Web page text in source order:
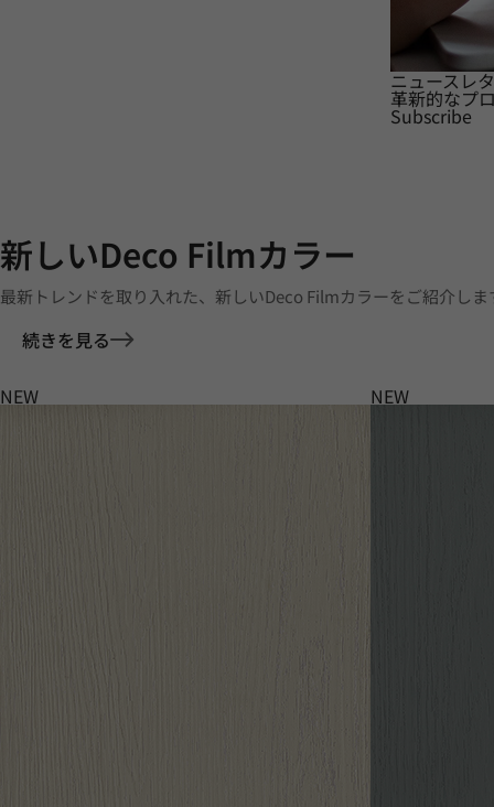
ニュースレ
革新的なプ
Subscribe
新しいDeco Filmカラー
最新トレンドを取り入れた、新しいDeco Filmカラーをご紹介しま
続きを見る
NEW NEW